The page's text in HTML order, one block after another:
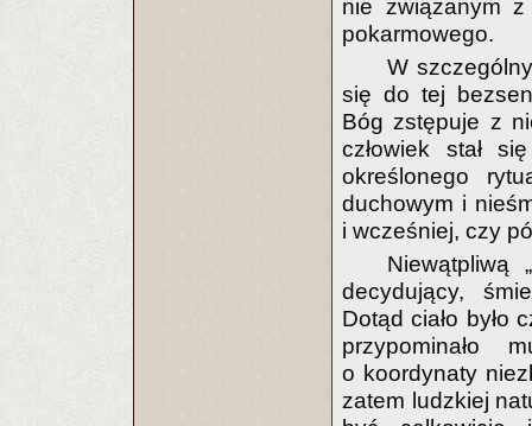
nie związanym z
pokarmowego.
W
się do tej
Bóg zstępuje z
człowiek stał
określonego
duchowym i
i wcześniej, czy
Niewątpliwą
decydujący,
Dotąd ciało było
przypominało
o koordynaty
zatem ludzkiej